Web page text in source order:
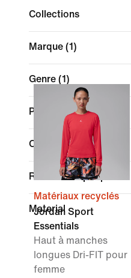
Collections
Marque(1)
Genre(1)
Promotions et offres
Couleur
Rechercher par prix
Material
Matériaux recyclés
Jordan Sport
Essentials
Haut à manches
longues Dri-FIT pour
femme